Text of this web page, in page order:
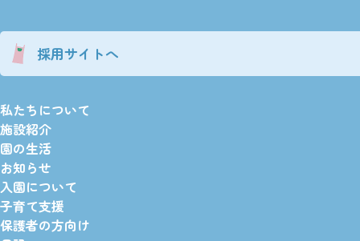
採用サイトへ
私たちについて
施設紹介
園の生活
お知らせ
入園について
子育て支援
保護者の方向け